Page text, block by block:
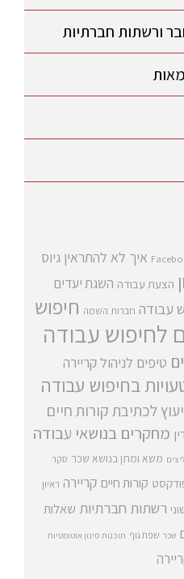
ורשתות חברתיות
איך לא להתראין גיוס
הצעת עבודה השגת יעדים
עבודה חברות השמה חיפוש
לחיפוש עבודה
טיפים לניהול קריירה
בחיפוש עבודה
יעוץ לכתיבת קורות חיים
מחקרים בנושאי עבודה
משא ומתן בנושא שכר סקר
קורות חיים קריירה ראיון
רשתות חברתיות שאלות
שכר שפת גוף תוכנות סינון אוטומטיות